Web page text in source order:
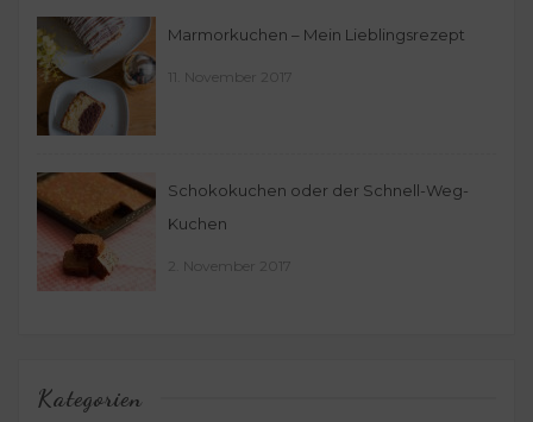
Marmorkuchen – Mein Lieblingsrezept
11. November 2017
Schokokuchen oder der Schnell-Weg-
Kuchen
2. November 2017
Kategorien